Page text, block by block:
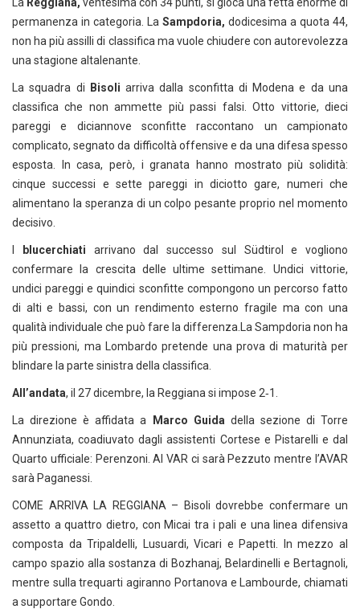
permanenza in categoria. La Sampdoria, dodicesima a quota 44,
non ha più assilli di classifica ma vuole chiudere con autorevolezza
una stagione altalenante.
La squadra di Bisoli arriva dalla sconfitta di Modena e da una
classifica che non ammette più passi falsi. Otto vittorie, dieci
pareggi e diciannove sconfitte raccontano un campionato
complicato, segnato da difficoltà offensive e da una difesa spesso
esposta. In casa, però, i granata hanno mostrato più solidità:
cinque successi e sette pareggi in diciotto gare, numeri che
alimentano la speranza di un colpo pesante proprio nel momento
decisivo.
blucerchiati arrivano dal successo sul Südtirol e vogliono
confermare la crescita delle ultime settimane. Undici vittorie,
undici pareggi e quindici sconfitte compongono un percorso fatto
di alti e bassi, con un rendimento esterno fragile ma con una
qualità individuale che può fare la differenza.La Sampdoria non ha
più pressioni, ma Lombardo pretende una prova di maturità per
blindare la parte sinistra della classifica.
All’andata, il 27 dicembre, la Reggiana si impose 2‑1.
La direzione è affidata a Marco Guida della sezione di Torre
Annunziata, coadiuvato dagli assistenti Cortese e Pistarelli e dal
Quarto ufficiale: Perenzoni. Al VAR ci sarà Pezzuto mentre l’AVAR
sarà Paganessi.
COME ARRIVA LA REGGIANA – Bisoli dovrebbe confermare un
assetto a quattro dietro, con Micai tra i pali e una linea difensiva
composta da Tripaldelli, Lusuardi, Vicari e Papetti. In mezzo al
campo spazio alla sostanza di Bozhanaj, Belardinelli e Bertagnoli,
mentre sulla trequarti agiranno Portanova e Lambourde, chiamati
a supportare Gondo.